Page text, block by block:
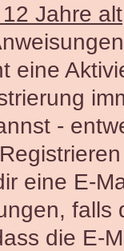
Jahre alt
eine
-
eine E-
die E-